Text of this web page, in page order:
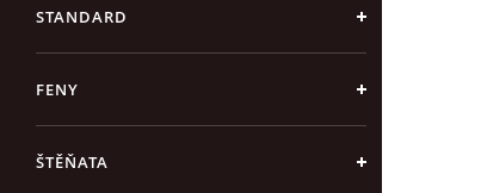
STANDARD
FENY
ŠTĚŇATA